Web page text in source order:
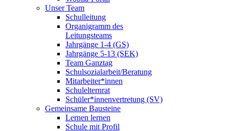
Unser Team
Schulleitung
Organigramm des
Leitungsteams
Jahrgänge 1-4 (GS)
Jahrgänge 5-13 (SEK)
Team Ganztag
Schulsozialarbeit/Beratung
Mitarbeiter*innen
Schulelternrat
Schüler*innenvertretung (SV)
Gemeinsame Bausteine
Lernen lernen
Schule mit Profil